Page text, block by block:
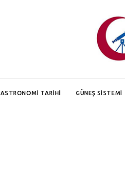
ASTRONOMI TARIHI GÜNEŞ SISTEMI